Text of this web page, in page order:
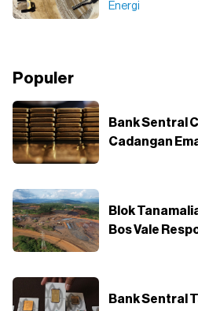
Energi
Populer
Bank Sentral
Cadangan
Blok
Bos Vale
Bank Sentral